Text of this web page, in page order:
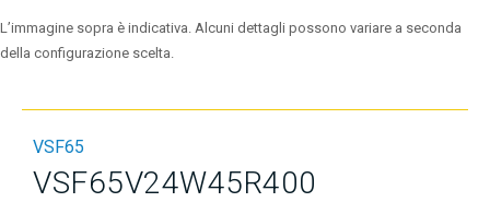
L’immagine sopra è indicativa. Alcuni dettagli possono variare a seconda
della configurazione scelta.
VSF65
VSF65V24W45R400